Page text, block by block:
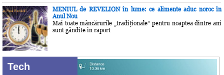
MENIUL de REVELION în lume: ce alimente aduc noroc în
Anul Nou
Mai toate mâncărurile „tradiţionale” pentru noaptea dintre ani
sunt gândite în raport
Tech